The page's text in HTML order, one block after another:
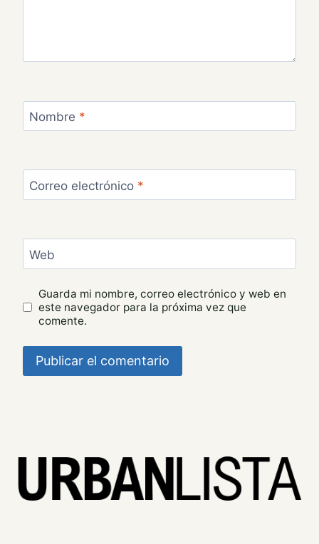
Nombre *
Correo electrónico *
Web
Guarda mi nombre, correo electrónico y web en
este navegador para la próxima vez que
comente.